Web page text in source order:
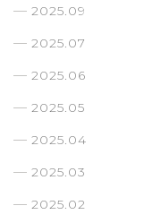
2025.09
2025.07
2025.06
2025.05
2025.04
2025.03
2025.02